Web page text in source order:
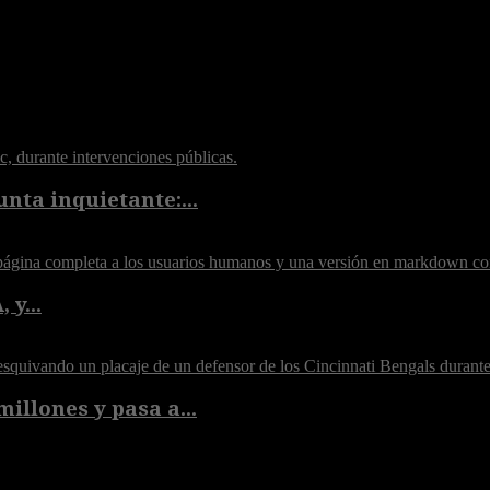
inquietante:...
y...
y pasa a...